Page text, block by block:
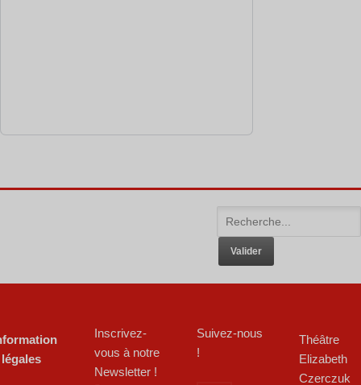
Inscrivez-
vous à notre
Newsletter !
Suivez-nous
!
Théâtre
Elizabeth
Czerczuk